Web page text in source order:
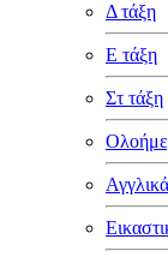
Δ τάξη
Ε τάξη
Στ τάξη
Αγγλικά